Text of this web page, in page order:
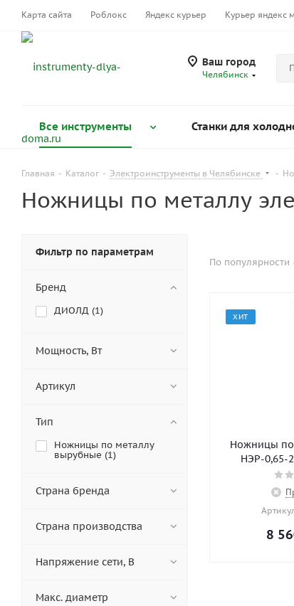
Карта сайта Роблокс Яндекс курьер Курьер яндекс
Ваш город
Челябинск
Все инструменты Станки для
Главная - Каталог - Электроинструменты в Челябинске -
Ножницы по металлу
По популярности
ХИТ
Ножницы по
НЭР-0,65-
8
Фильтр по параметрам
Бренд
ДИОЛД (1)
Мощность, Вт
Артикул
Тип
Ножницы по металлу
вырубные (1)
Страна бренда
Страна производства
Напряжение сети, В
Макс. диаметр